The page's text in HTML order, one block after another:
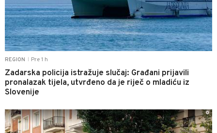
REGION Pre 1 h
Zadarska policija istražuje slučaj: Građani prijavili
pronalazak tijela, utvrđeno da je riječ o mladiću iz
Slovenije
0